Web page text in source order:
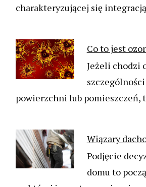
charakteryzującej się
Co to jest
Jeżeli chodzi
powierzchni lub pomieszczeń,
Wiązary
Podjęcie
domu to